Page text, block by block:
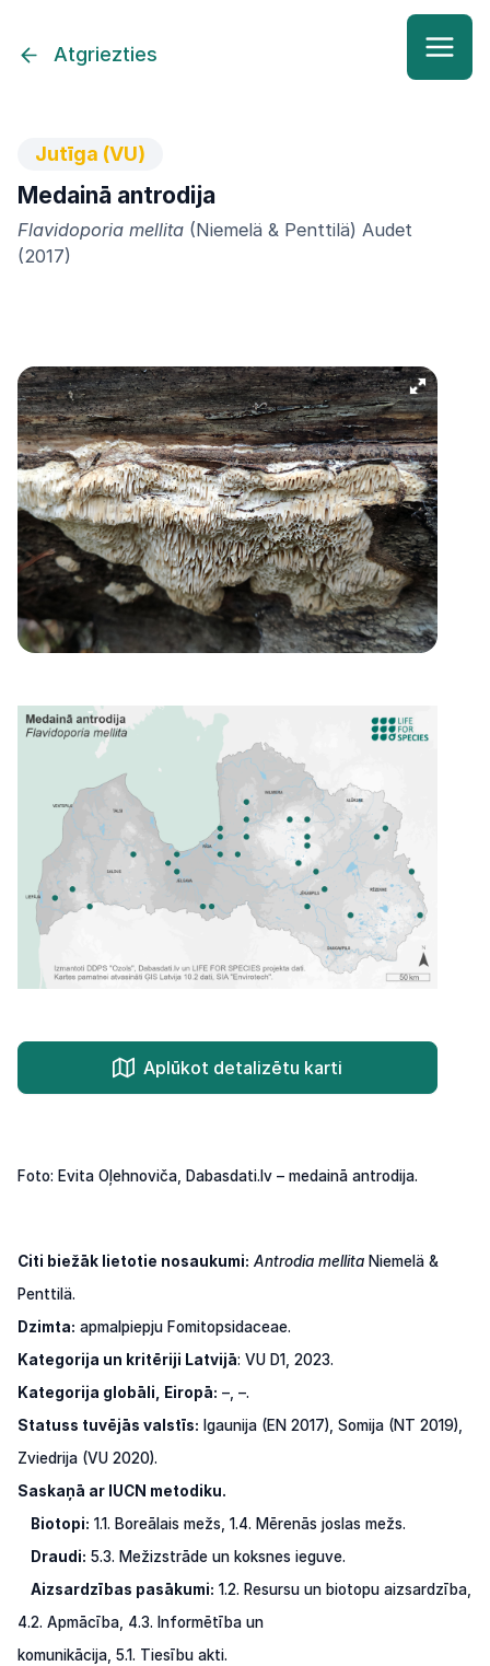
Atgriezties
Jutīga (VU)
Medainā antrodija
Flavidoporia mellita (Niemelä & Penttilä) Audet
(2017)
Aplūkot detalizētu karti
Foto: Evita Oļehnoviča, Dabasdati.lv – medainā antrodija.
Citi biežāk lietotie nosaukumi: Antrodia mellita Niemelä &
Penttilä.
Dzimta: apmalpiepju Fomitopsidaceae.
Kategorija un kritēriji Latvijā: VU D1, 2023.
Kategorija globāli, Eiropā: –, –.
Statuss tuvējās valstīs: Igaunija (EN 2017), Somija (NT 2019),
Zviedrija (VU 2020).
Saskaņā ar IUCN metodiku.
Biotopi: 1.1. Boreālais mežs, 1.4. Mērenās joslas mežs.
Draudi: 5.3. Mežizstrāde un koksnes ieguve.
Aizsardzības pasākumi: 1.2. Resursu un biotopu aizsardzība,
4.2. Apmācība, 4.3. Informētība un
komunikācija, 5.1. Tiesību akti.